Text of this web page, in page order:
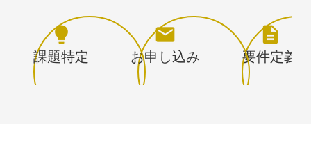
要件定義
お申し込み
課題特定